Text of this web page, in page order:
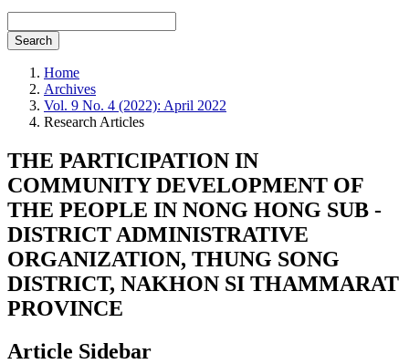
Search
Home
Archives
Vol. 9 No. 4 (2022): April 2022
Research Articles
THE PARTICIPATION IN
COMMUNITY DEVELOPMENT OF
THE PEOPLE IN NONG HONG SUB -
DISTRICT ADMINISTRATIVE
ORGANIZATION, THUNG SONG
DISTRICT, NAKHON SI THAMMARAT
PROVINCE
Article Sidebar